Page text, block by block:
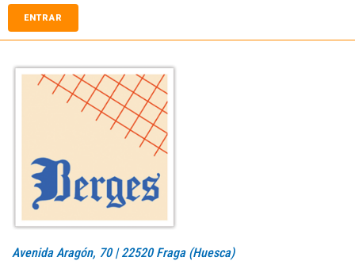
Avenida Aragón, 70 | 22520 Fraga (Huesca)